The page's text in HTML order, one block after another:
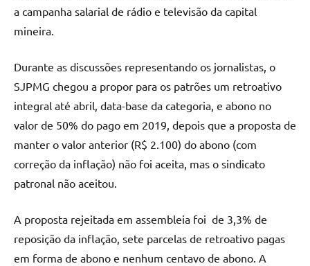
a campanha salarial de rádio e televisão da capital
mineira.
Durante as discussões representando os jornalistas, o
SJPMG chegou a propor para os patrões um retroativo
integral até abril, data-base da categoria, e abono no
valor de 50% do pago em 2019, depois que a proposta de
manter o valor anterior (R$ 2.100) do abono (com
correção da inflação) não foi aceita, mas o sindicato
patronal não aceitou.
A proposta rejeitada em assembleia foi de 3,3% de
reposição da inflação, sete parcelas de retroativo pagas
em forma de abono e nenhum centavo de abono. A